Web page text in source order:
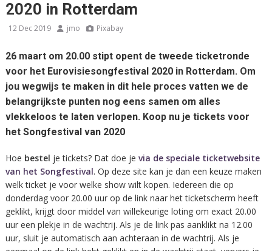
2020 in Rotterdam
12 Dec 2019 jmo Pixabay
26 maart om 20.00 stipt opent de tweede ticketronde
voor het Eurovisiesongfestival 2020 in Rotterdam. Om
jou wegwijs te maken in dit hele proces vatten we de
belangrijkste punten nog eens samen om alles
vlekkeloos te laten verlopen. Koop nu je tickets voor
het Songfestival van 2020
Hoe bestel je tickets? Dat doe je via de speciale ticketwebsite
van het Songfestival. Op deze site kan je dan een keuze maken
welk ticket je voor welke show wilt kopen. Iedereen die op
donderdag voor 20.00 uur op de link naar het ticketscherm heeft
geklikt, krijgt door middel van willekeurige loting om exact 20.00
uur een plekje in de wachtrij. Als je de link pas aanklikt na 12.00
uur, sluit je automatisch aan achteraan in de wachtrij. Als je